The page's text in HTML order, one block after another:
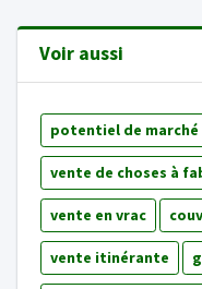
Voir aussi
potentiel de marché
vente de choses à
vente en vrac
vente itinérante